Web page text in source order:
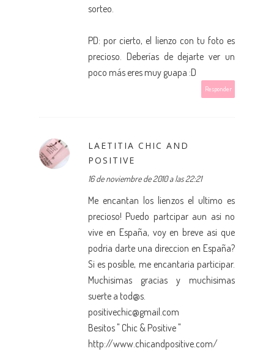
sorteo.
PD: por cierto, el lienzo con tu foto es
precioso. Deberías de dejarte ver un
poco más eres muy guapa :D
Responder
LAETITIA CHIC AND
POSITIVE
16 de noviembre de 2010 a las 22:21
Me encantan los lienzos el ultimo es
precioso! Puedo partcipar aun asi no
vive en España, voy en breve asi que
podria darte una direccion en España?
Si es posible, me encantaria participar.
Muchisimas gracias y muchisimas
suerte a tod@s.
positivechic@gmail.com
Besitos " Chic & Positive "
http://www.chicandpositive.com/